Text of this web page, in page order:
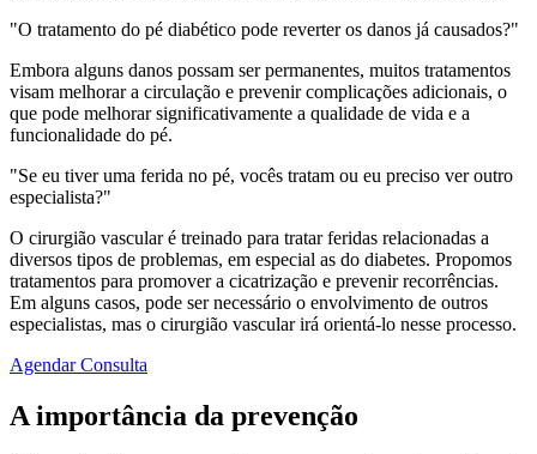
"O tratamento do pé diabético pode reverter os danos já causados?"
Embora alguns danos possam ser permanentes, muitos tratamentos
visam melhorar a circulação e prevenir complicações adicionais, o
que pode melhorar significativamente a qualidade de vida e a
funcionalidade do pé.
"Se eu tiver uma ferida no pé, vocês tratam ou eu preciso ver outro
especialista?"
O cirurgião vascular é treinado para tratar feridas relacionadas a
diversos tipos de problemas, em especial as do diabetes. Propomos
tratamentos para promover a cicatrização e prevenir recorrências.
Em alguns casos, pode ser necessário o envolvimento de outros
especialistas, mas o cirurgião vascular irá orientá-lo nesse processo.
Agendar Consulta
A importância da prevenção